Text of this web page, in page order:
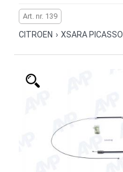
Art. nr. 139
CITROEN › XSARA PICASSO